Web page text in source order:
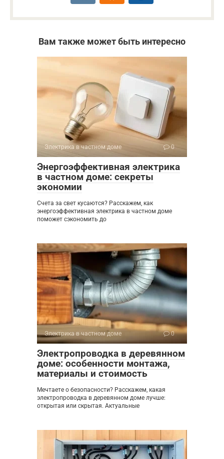
Вам также может быть интересно
Электрика в частном доме 0
Энергоэффективная электрика
в частном доме: секреты
экономии
Счета за свет кусаются? Расскажем, как
энергоэффективная электрика в частном доме
поможет сэкономить до
Электрика в частном доме 0
Электропроводка в деревянном
доме: особенности монтажа,
материалы и стоимость
Мечтаете о безопасности? Расскажем, какая
электропроводка в деревянном доме лучше:
открытая или скрытая. Актуальные